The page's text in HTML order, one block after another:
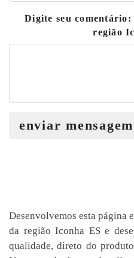
Digite seu
região
enviar mensagem
Desenvolvemos esta página
da região Iconha ES e
qualidade, direto do